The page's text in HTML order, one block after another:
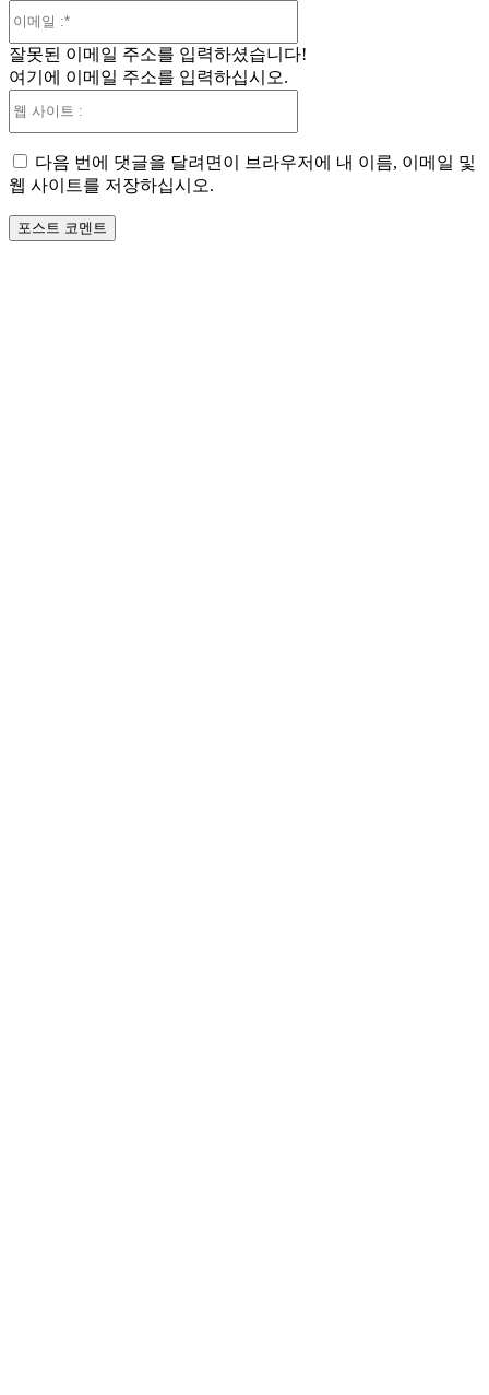
일
잘못된 이메일 주소를 입력하셨습니다!
여기에 이메일 주소를 입력하십시오.
트
다음 번에 댓글을 달려면이 브라우저에 내 이름, 이메일 및
웹 사이트를 저장하십시오.